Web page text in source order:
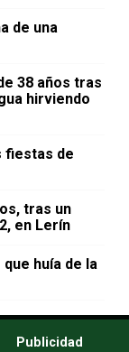
de una
38 años tras
hirviendo
fiestas de
tras un
en Lerín
huía de la
Publicidad